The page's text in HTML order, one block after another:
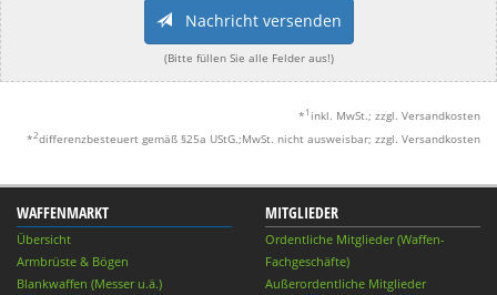
Nachricht versenden
(Bitte füllen Sie alle Felder aus!)
* 1 inkl. MwSt.; zzgl. Versandkosten
*2differenzbesteuert gemäß §25a UStG.;MwSt. nicht ausweisbar; zzgl. Versandkosten
WAFFENMARKT
Übersicht
Armbrüste & Bögen
Blankwaffen (Messer u.ä.)
MITGLIEDER
Ordentliche Mitglieder (Waffen-
Fachgeschäfte)
Außerordentliche Mitglieder